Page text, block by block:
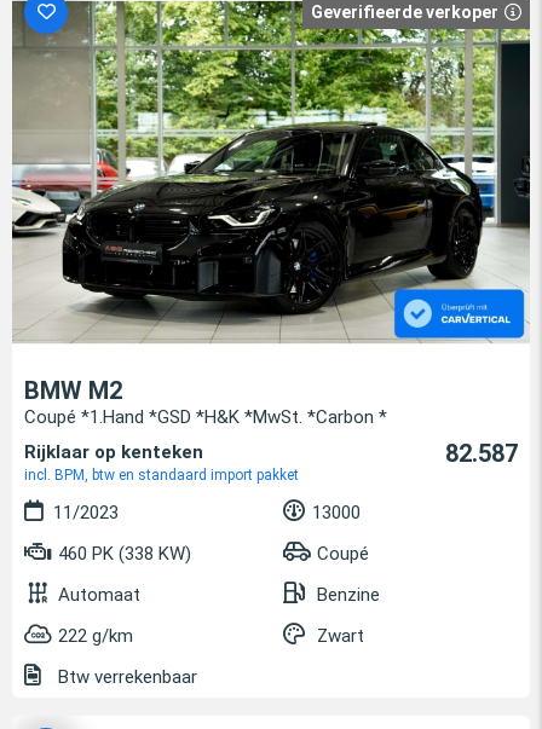
Geverifieerde verkoper
BMW M2
Coupé *1.Hand *GSD *H&K *MwSt. *Carbon *
Rijklaar op kenteken
incl. BPM, btw en standaard import pakket
82.587
11/2023
13000
460 PK (338 KW)
Coupé
Automaat
Benzine
222 g/km
Zwart
Btw verrekenbaar